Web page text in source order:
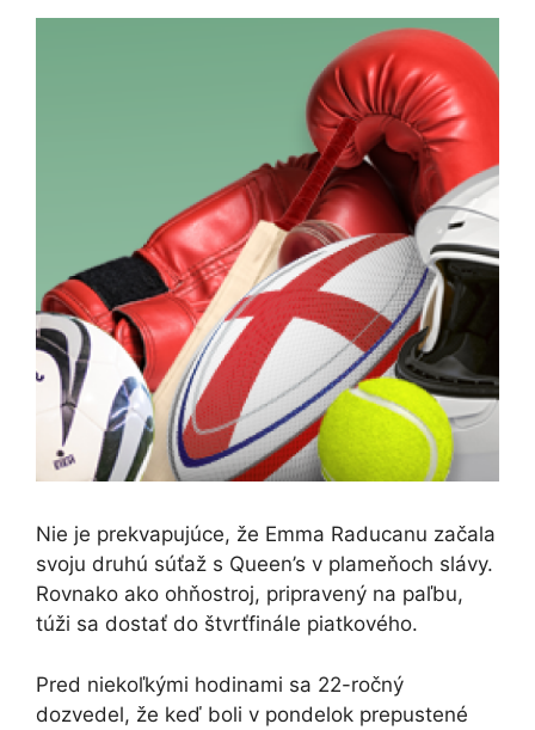
Nie je prekvapujúce, že Emma Raducanu začala
svoju druhú súťaž s Queen’s v plameňoch slávy.
Rovnako ako ohňostroj, pripravený na paľbu,
túži sa dostať do štvrťfinále piatkového.
Pred niekoľkými hodinami sa 22-ročný
dozvedel, že keď boli v pondelok prepustené